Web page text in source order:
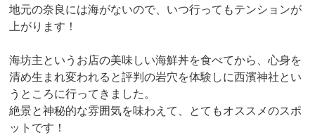
地元の奈良には海がないので、いつ行ってもテンションが
上がります！
海坊主というお店の美味しい海鮮丼を食べてから、心身を
清め生まれ変われると評判の岩穴を体験しに西濱神社とい
うところに行ってきました。
絶景と神秘的な雰囲気を味わえて、とてもオススメのスポ
ットです！